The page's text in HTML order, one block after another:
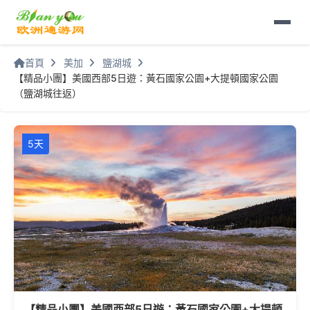
首頁 美加
鹽湖城
【精品小團】美國西部5日遊：黃石國家公園+大提頓國家公園
（鹽湖城往返）
5天